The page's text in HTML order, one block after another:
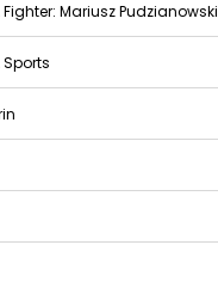
Fighter: Mariusz Pudzianowski
Sports